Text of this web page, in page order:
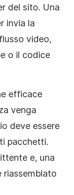
del sito. Una
invia la
video,
o il codice
efficace
venga
deve essere
pacchetti.
e, una
riassemblato